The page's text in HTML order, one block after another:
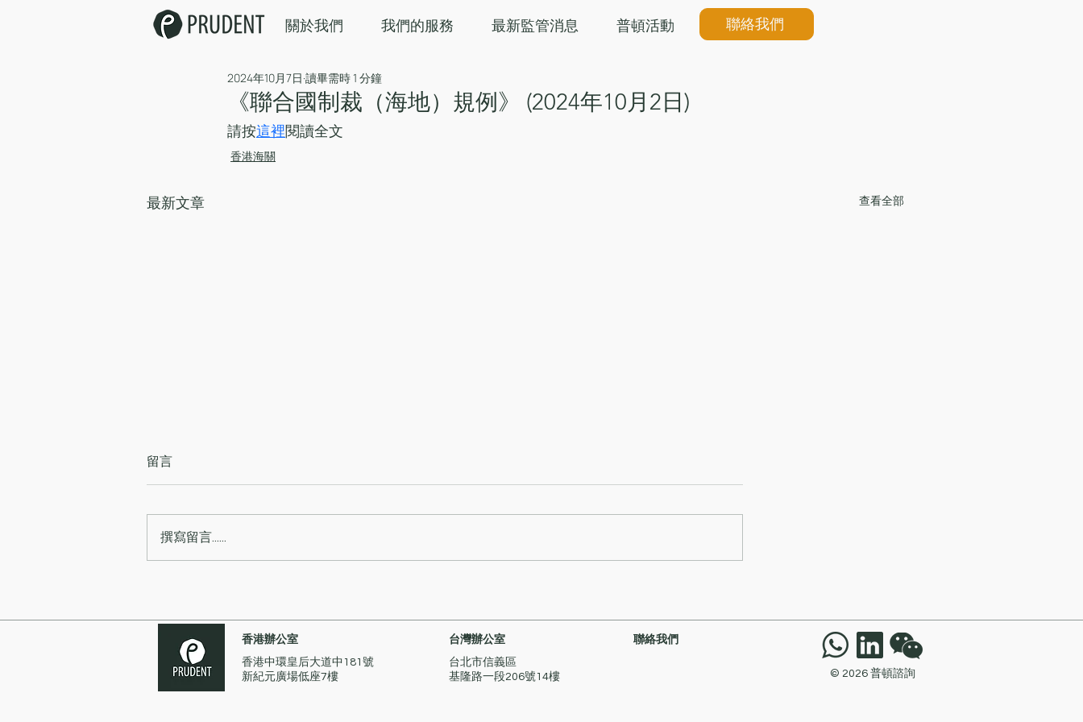
關於我們 我們的服務 最新監管消息 普頓活動 聯絡我們
《聯合國制裁（海地）規例》 (2024年10月2日)
2024年10月7日 讀畢需時 1 分鐘
請按這裡閱讀全文
香港海關
最新文章 查看全部
洗黑錢案
留言
撰寫留言......
香港辦公室
香港中環皇后大道中181號
新紀元廣場低座7樓
台灣辦公室
台北市信義區
基隆路一段206號14樓
聯絡我們
© 2026 普頓諮詢